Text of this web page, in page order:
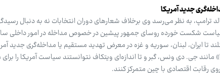
جدید آمریکا
ترامپ، به نظر می‌رسد وی برخلاف شعارهای دوران انتخابات نه به دنبال
سیاست شکست خورده روسای جمهور پیشین در خصوص مداخله در امور داخلی
تا ایران، لبنان، سوریه و غزه در معرض تهدید مستقیم یا مداخله‌گری جدید
جی. دی ونس، گبر و تا اندازه‌ای ویتکاف نتوانستند سیاست آمریکا را
رقابت اقتصادی با چین متمرکز کنند.